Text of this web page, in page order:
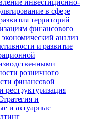
инвестиционно-
в сфере
территорий
финансового
анализ
и развитие
розничного
финансовой
реструктуризация
и
и актуарные